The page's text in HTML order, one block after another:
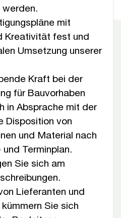
mit
Kreativität fest und
Umsetzung unserer
Kraft bei der
für Bauvorhaben
in Absprache mit der
Disposition von
und Material nach
Terminplan.
Sie sich am
Lieferanten und
Sie sich